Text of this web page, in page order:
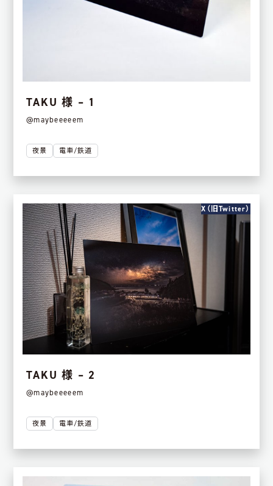
TAKU 様 – 1
@maybeeeeem
夜景 電車/鉄道
X（旧Twitter）
TAKU 様 – 2
@maybeeeeem
夜景 電車/鉄道